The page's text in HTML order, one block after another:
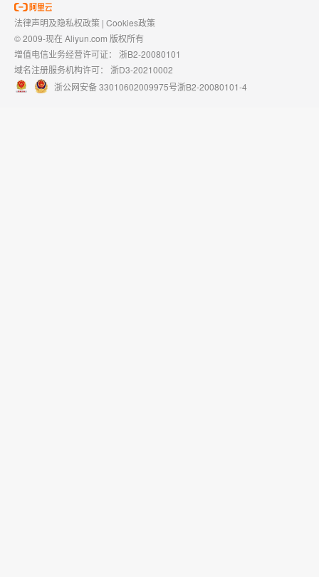
法律声明及隐私权政策 | Cookies政策
© 2009-现在 Aliyun.com 版权所有
增值电信业务经营许可证： 浙B2-20080101
域名注册服务机构许可： 浙D3-20210002
浙公网安备 33010602009975号浙B2-20080101-4